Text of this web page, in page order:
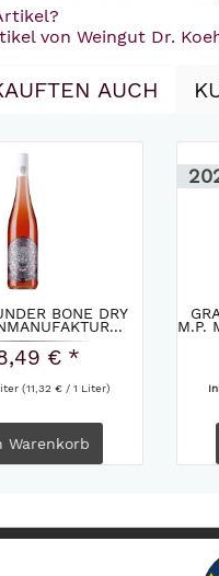
von Weingut Dr.
AUCH
BONE DRY
€ *
(11,32 € / 1 Liter)
Warenkorb
M.P.